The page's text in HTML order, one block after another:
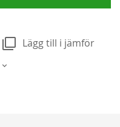
Lägg till i jämför